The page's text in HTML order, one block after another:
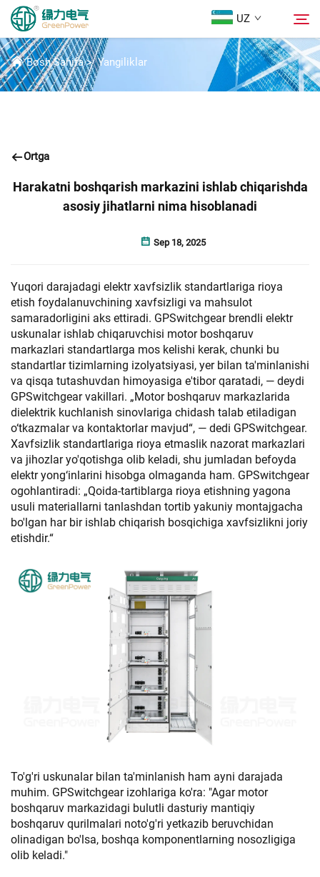
UZ
Mahsulotlar
Biz bilan bog'lanish
YANGILIKLAR
Bosh Sahifa>Yangiliklar
Ortga
Harakatni boshqarish markazini ishlab chiqarishda
asosiy jihatlarni nima hisoblanadi
Sep 18, 2025
Yuqori darajadagi elektr xavfsizlik standartlariga rioya
etish foydalanuvchining xavfsizligi va mahsulot
samaradorligini aks ettiradi. GPSwitchgear brendli elektr
uskunalar ishlab chiqaruvchisi motor boshqaruv
markazlari standartlarga mos kelishi kerak, chunki bu
standartlar tizimlarning izolyatsiyasi, yer bilan ta'minlanishi
va qisqa tutashuvdan himoyasiga e'tibor qaratadi, — deydi
GPSwitchgear vakillari. „Motor boshqaruv markazlarida
dielektrik kuchlanish sinovlariga chidash talab etiladigan
o‘tkazmalar va kontaktorlar mavjud“, — dedi GPSwitchgear.
Xavfsizlik standartlariga rioya etmaslik nazorat markazlari
va jihozlar yo'qotishga olib keladi, shu jumladan befoyda
elektr yong‘inlarini hisobga olmaganda ham. GPSwitchgear
ogohlantiradi: „Qoida-tartiblarga rioya etishning yagona
usuli materiallarni tanlashdan tortib yakuniy montajgacha
bo'lgan har bir ishlab chiqarish bosqichiga xavfsizlikni joriy
etishdir.“
To'g'ri uskunalar bilan ta'minlanish ham ayni darajada
muhim. GPSwitchgear izohlariga ko'ra: "Agar motor
boshqaruv markazidagi bulutli dasturiy mantiqiy
boshqaruv qurilmalari noto'g'ri yetkazib beruvchidan
olinadigan bo'lsa, boshqa komponentlarning nosozligiga
olib keladi."